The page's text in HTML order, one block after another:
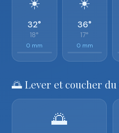
32°
18°
0 mm
36°
17°
0 mm
🌅 Lever et coucher du
🌅